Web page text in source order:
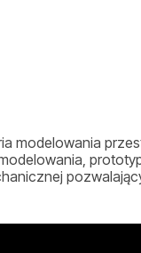
modelowania